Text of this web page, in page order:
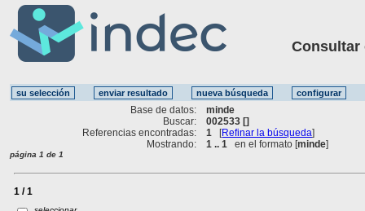
Consultar
Base de datos:
minde
Buscar:
002533 []
Referencias encontradas:
1 [Refinar la búsqueda]
Mostrando:
1 .. 1 en el formato [minde]
página 1 de 1
1 / 1